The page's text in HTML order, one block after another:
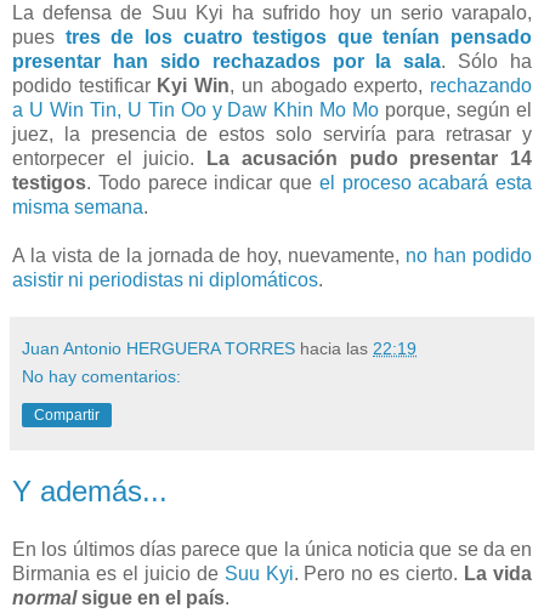
La defensa de Suu Kyi ha sufrido hoy un serio varapalo,
pues tres de los cuatro testigos que tenían pensado
presentar han sido rechazados por la sala. Sólo ha
podido testificar Kyi Win, un abogado experto, rechazando
a U Win Tin, U Tin Oo y Daw Khin Mo Mo porque, según el
juez, la presencia de estos solo serviría para retrasar y
entorpecer el juicio.
La acusación pudo presentar 14
testigos. Todo parece indicar que el proceso acabará esta
misma semana.
A la vista de la jornada de hoy, nuevamente, no han podido
asistir ni periodistas ni diplomáticos.
Juan Antonio HERGUERA TORRES hacia las 22:19
No hay comentarios:
Compartir
Y además...
En los últimos días parece que la única noticia que se da en
Birmania es el juicio de Suu Kyi. Pero no es cierto. La vida
normalsigue en el país.